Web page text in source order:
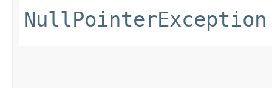
NullPointerException